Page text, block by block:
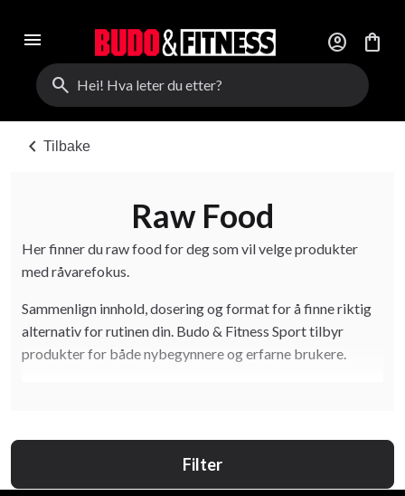
menu account_circle
shopping_bag
search
chevron_left Tilbake
Raw Food
Her finner du raw food for deg som vil velge produkter
med råvarefokus.
Sammenlign innhold, dosering og format for å finne riktig
alternativ for rutinen din. Budo & Fitness Sport tilbyr
produkter for både nybegynnere og erfarne brukere.
Filter